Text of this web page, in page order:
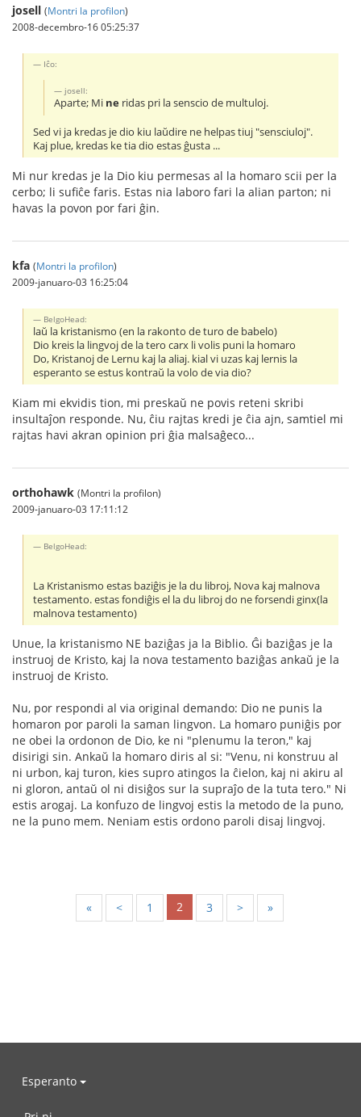
josell (Montri la profilon)
2008-decembro-16 05:25:37
Iĉo:
josell:
Aparte; Mi ne ridas pri la senscio de multuloj.
Sed vi ja kredas je dio kiu laŭdire ne helpas tiuj "sensciuloj".
Kaj plue, kredas ke tia dio estas ĝusta ...
Mi nur kredas je la Dio kiu permesas al la homaro scii per la
cerbo; li sufiĉe faris. Estas nia laboro fari la alian parton; ni
havas la povon por fari ĝin.
kfa (Montri la profilon)
2009-januaro-03 16:25:04
BelgoHead:
laŭ la kristanismo (en la rakonto de turo de babelo)
Dio kreis la lingvoj de la tero carx li volis puni la homaro
Do, Kristanoj de Lernu kaj la aliaj. kial vi uzas kaj lernis la
esperanto se estus kontraŭ la volo de via dio?
Kiam mi ekvidis tion, mi preskaŭ ne povis reteni skribi
insultaĵon responde. Nu, ĉiu rajtas kredi je ĉia ajn, samtiel mi
rajtas havi akran opinion pri ĝia malsaĝeco...
orthohawk (Montri la profilon)
2009-januaro-03 17:11:12
BelgoHead:
La Kristanismo estas baziĝis je la du libroj, Nova kaj malnova
testamento. estas fondiĝis el la du libroj do ne forsendi ginx(la
malnova testamento)
Unue, la kristanismo NE baziĝas ja la Biblio. Ĝi baziĝas je la
instruoj de Kristo, kaj la nova testamento baziĝas ankaŭ je la
instruoj de Kristo.
Nu, por respondi al via original demando: Dio ne punis la
homaron por paroli la saman lingvon. La homaro puniĝis por
ne obei la ordonon de Dio, ke ni "plenumu la teron," kaj
disirigi sin. Ankaŭ la homaro diris al si: "Venu, ni konstruu al
ni urbon, kaj turon, kies supro atingos la ĉielon, kaj ni akiru al
ni gloron, antaŭ ol ni disiĝos sur la supraĵo de la tuta tero." Ni
estis arogaj. La konfuzo de lingvoj estis la metodo de la puno,
ne la puno mem. Neniam estis ordono paroli disaj lingvoj.
« < 1 2 3 > »
Esperanto